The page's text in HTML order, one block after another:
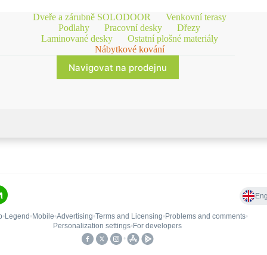
Dveře a zárubně SOLODOOR
Venkovní terasy
Podlahy
Pracovní desky
Dřezy
Laminované desky
Ostatní plošné materiály
Nábytkové kování
Navigovat na prodejnu